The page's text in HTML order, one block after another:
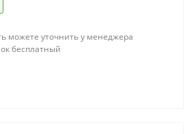
можете уточнить у менеджера
бесплатный